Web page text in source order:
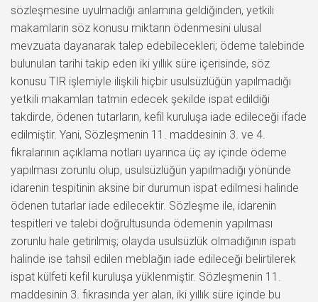
sözleşmesine uyulmadığı anlamına geldiğinden, yetkili
makamların söz konusu miktarın ödenmesini ulusal
mevzuata dayanarak talep edebilecekleri; ödeme talebinde
bulunulan tarihi takip eden iki yıllık süre içerisinde, söz
konusu TIR işlemiyle ilişkili hiçbir usulsüzlüğün yapılmadığı
yetkili makamları tatmin edecek şekilde ispat edildiği
takdirde, ödenen tutarların, kefil kuruluşa iade edileceği ifade
edilmiştir. Yani, Sözleşmenin 11. maddesinin 3. ve 4.
fıkralarının açıklama notları uyarınca üç ay içinde ödeme
yapılması zorunlu olup, usulsüzlüğün yapılmadığı yönünde
idarenin tespitinin aksine bir durumun ispat edilmesi halinde
ödenen tutarlar iade edilecektir. Sözleşme ile, idarenin
tespitleri ve talebi doğrultusunda ödemenin yapılması
zorunlu hale getirilmiş; olayda usulsüzlük olmadığının ispatı
halinde ise tahsil edilen meblağın iade edileceği belirtilerek
ispat külfeti kefil kuruluşa yüklenmiştir. Sözleşmenin 11.
maddesinin 3. fıkrasında yer alan, iki yıllık süre içinde bu